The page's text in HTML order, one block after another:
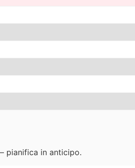
pianifica in anticipo.